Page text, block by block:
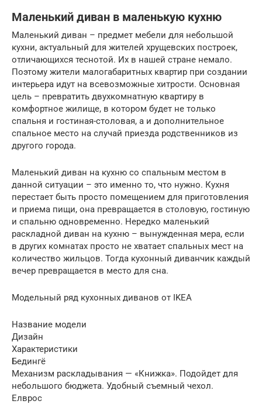
Маленький диван в маленькую кухню
Маленький диван – предмет мебели для небольшой
кухни, актуальный для жителей хрущевских построек,
отличающихся теснотой. Их в нашей стране немало.
Поэтому жители малогабаритных квартир при создании
интерьера идут на всевозможные хитрости. Основная
цель – превратить двухкомнатную квартиру в
комфортное жилище, в котором будет не только
спальня и гостиная-столовая, а и дополнительное
спальное место на случай приезда родственников из
другого города.
Маленький диван на кухню со спальным местом в
данной ситуации – это именно то, что нужно. Кухня
перестает быть просто помещением для приготовления
и приема пищи, она превращается в столовую, гостиную
и спальню одновременно. Нередко маленький
раскладной диван на кухню – вынужденная мера, если
в других комнатах просто не хватает спальных мест на
количество жильцов. Тогда кухонный диванчик каждый
вечер превращается в место для сна.
Модельный ряд кухонных диванов от IKEA
Название модели
Дизайн
Характеристики
Бедингё
Механизм раскладывания — «Книжка». Подойдет для
небольшого бюджета. Удобный съемный чехол.
Елврос